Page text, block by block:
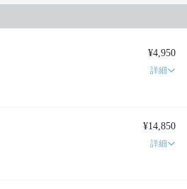
¥4,950
詳細
¥14,850
詳細